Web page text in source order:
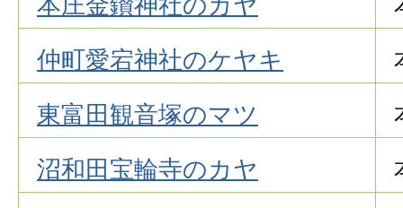
仲町愛宕神社のケヤキ
東富田観音塚のマツ
沼和田宝輪寺のカヤ